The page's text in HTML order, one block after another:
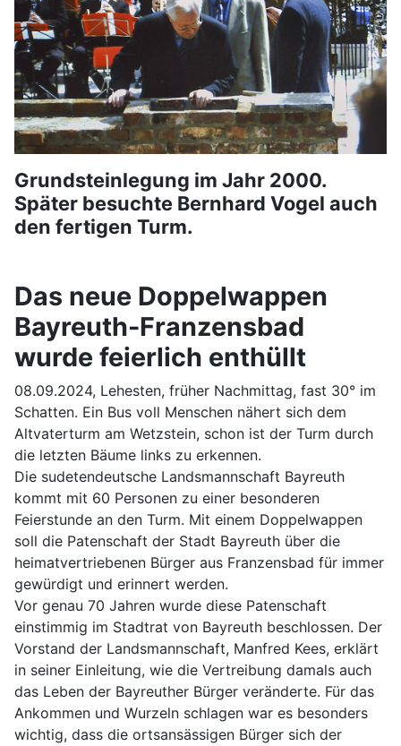
Grundsteinlegung im Jahr 2000.
Später besuchte Bernhard Vogel auch
den fertigen Turm.
Das neue Doppelwappen
Bayreuth-Franzensbad
wurde feierlich enthüllt
08.09.2024, Lehesten, früher Nachmittag, fast 30° im
Schatten. Ein Bus voll Menschen nähert sich dem
Altvaterturm am Wetzstein, schon ist der Turm durch
die letzten Bäume links zu erkennen.
Die sudetendeutsche Landsmannschaft Bayreuth
kommt mit 60 Personen zu einer besonderen
Feierstunde an den Turm. Mit einem Doppelwappen
soll die Patenschaft der Stadt Bayreuth über die
heimatvertriebenen Bürger aus Franzensbad für immer
gewürdigt und erinnert werden.
Vor genau 70 Jahren wurde diese Patenschaft
einstimmig im Stadtrat von Bayreuth beschlossen. Der
Vorstand der Landsmannschaft, Manfred Kees, erklärt
in seiner Einleitung, wie die Vertreibung damals auch
das Leben der Bayreuther Bürger veränderte. Für das
Ankommen und Wurzeln schlagen war es besonders
wichtig, dass die ortsansässigen Bürger sich der